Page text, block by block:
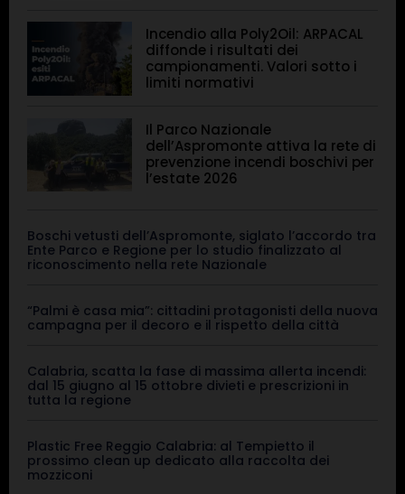
Incendio alla Poly2Oil: ARPACAL
diffonde i risultati dei
campionamenti. Valori sotto i
limiti normativi
Il Parco Nazionale
dell’Aspromonte attiva la rete di
prevenzione incendi boschivi per
l’estate 2026
Boschi vetusti dell’Aspromonte, siglato l’accordo tra
Ente Parco e Regione per lo studio finalizzato al
riconoscimento nella rete Nazionale
“Palmi è casa mia”: cittadini protagonisti della nuova
campagna per il decoro e il rispetto della città
Calabria, scatta la fase di massima allerta incendi:
dal 15 giugno al 15 ottobre divieti e prescrizioni in
tutta la regione
Plastic Free Reggio Calabria: al Tempietto il
prossimo clean up dedicato alla raccolta dei
mozziconi